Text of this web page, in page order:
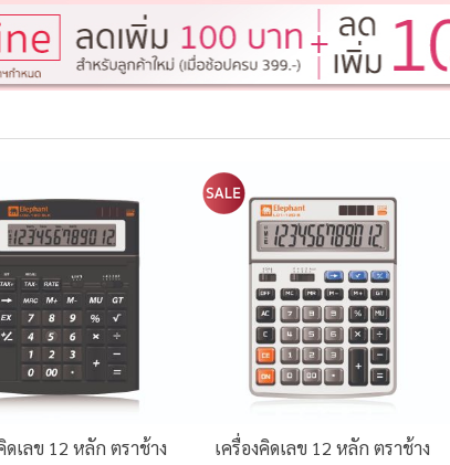
ดเลข 12 หลัก ตราช้าง
เครื่องคิดเลข 12 หลัก ตราช้าง